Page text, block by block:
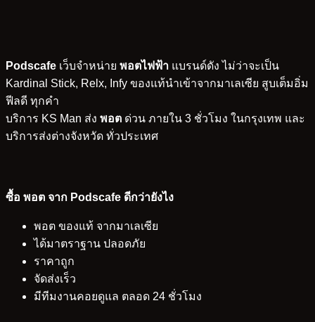
Podscafe เว็บจำหน่าย พอตไฟฟ้า แบรนด์ดัง ไม่ว่าจะเป็น
Kardinal Stick, Relx, Infy ของแท้นำเข้าจากมาเลเซีย สูบเต็มอิ่ม
ฟีลดี ทุกคำ
บริการ KS Man ส่ง พอต ด่วน ภายใน 3 ชั่วโมง ในกรุงเทพ และ
บริการส่งต่างจังหวัด ทั่วประเทศ
ซื้อ พอต จาก Podscafe ดีกว่ายังไง
พอต ของแท้ จากมาเลเซีย
ได้มาตราฐาน ปลอดภัย
ราคาถูก
จัดส่งเร็ว
มีทีมงานคอยดูแล ตลอด 24 ชั่วโมง